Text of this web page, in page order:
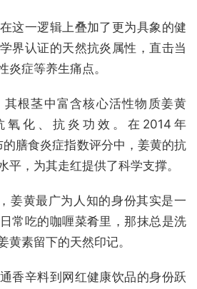
这一逻辑上叠加了更为具象的健
界认证的天然抗炎属性，直击当
炎症等养生痛点。
根茎中富含核心活性物质姜黄
氧化、抗炎功效。在2014年
膳食炎症指数评分中，姜黄的抗
平，为其走红提供了科学支撑。
姜黄最广为人知的身份其实是一
常吃的咖喱菜肴里，那抹总是洗
黄素留下的天然印记。
香辛料到网红健康饮品的身份跃